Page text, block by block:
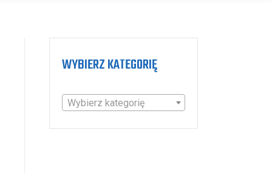
WYBIERZ KATEGORIĘ
Wybierz kategorię